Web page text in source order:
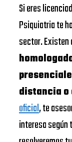
Si eres
Psiquiatria te
sector.
distancia o
oficial, te
interesa según